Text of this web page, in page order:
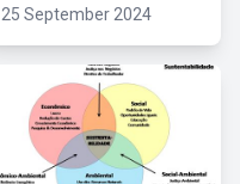
25 September 2024